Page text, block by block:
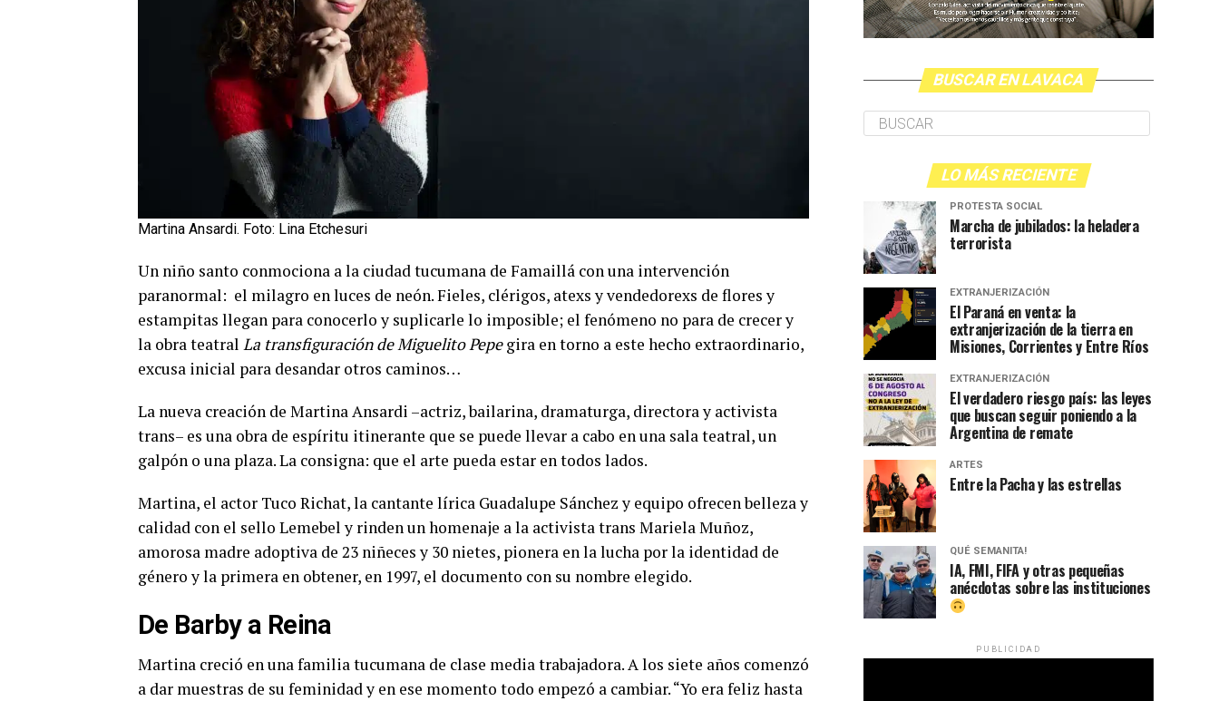
Martina Ansardi. Foto: Lina Etchesuri
Un niño santo conmociona a la ciudad tucumana de Famaillá con una intervención
paranormal: el milagro en luces de neón. Fieles, clérigos, atexs y vendedorexs de flores y
estampitas llegan para conocerlo y suplicarle lo imposible; el fenómeno no para de crecer y
la obra teatral La transfiguración de Miguelito Pepegira en torno a este hecho extraordinario,
excusa inicial para desandar otros caminos…
La nueva creación de Martina Ansardi –actriz, bailarina, dramaturga, directora y activista
trans– es una obra de espíritu itinerante que se puede llevar a cabo en una sala teatral, un
galpón o una plaza. La consigna: que el arte pueda estar en todos lados.
Martina, el actor Tuco Richat, la cantante lírica Guadalupe Sánchez y equipo ofrecen belleza y
calidad con el sello Lemebel y rinden un homenaje a la activista trans Mariela Muñoz,
amorosa madre adoptiva de 23 niñeces y 30 nietes, pionera en la lucha por la identidad de
género y la primera en obtener, en 1997, el documento con su nombre elegido.
De Barby a Reina
Martina creció en una familia tucumana de clase media trabajadora. A los siete años comenzó
a dar muestras de su feminidad y en ese momento todo empezó a cambiar. “Yo era feliz hasta
BUSCAR EN LAVACA
LO MÁS RECIENTE
PROTESTA SOCIAL
Marcha de jubilados: la heladera
terrorista
EXTRANJERIZACIÓN
El Paraná en venta: la
extranjerización de la tierra en
Misiones, Corrientes y Entre Ríos
EXTRANJERIZACIÓN
El verdadero riesgo país: las leyes
que buscan seguir poniendo a la
Argentina de remate
ARTES
Entre la Pacha y las estrellas
QUÉ SEMANITA!
IA, FMI, FIFA y otras pequeñas
anécdotas sobre las instituciones
PUBLICIDAD